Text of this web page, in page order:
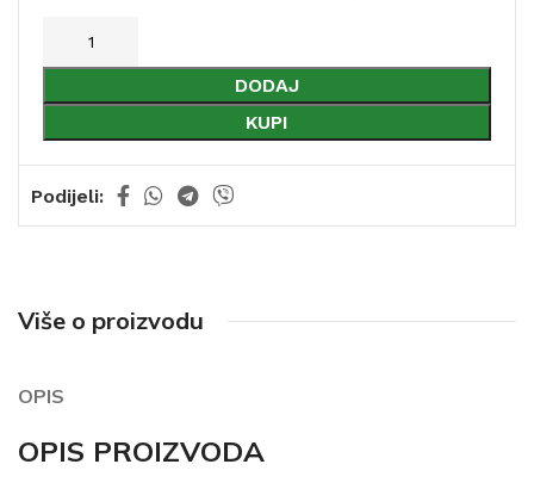
DODAJ
KUPI
Podijeli:
Više o proizvodu
OPIS
OPIS PROIZVODA